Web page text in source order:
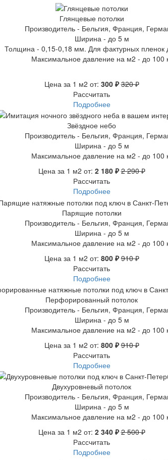
Глянцевые потолки
Производитель - Бельгия, Франция,
Ширина - до 5 м
Толщина - 0,15-0,18 мм. Для фактурных пленок
Максимальное давление на м2 - до 100
Цена за 1 м2 от: 300 ₽ 320 ₽
Рассчитать
Подробнее
Звёздное небо
Производитель - Бельгия, Франция,
Ширина - до 5 м
Максимальное давление на м2 - до 100
Цена за 1 м2 от: 2 180 ₽ 2 290 ₽
Рассчитать
Подробнее
Парящие потолки
Производитель - Бельгия, Франция,
Ширина - до 5 м
Максимальное давление на м2 - до 100
Цена за 1 м2 от: 800 ₽ 910 ₽
Рассчитать
Подробнее
Перфорированный потолок
Производитель - Бельгия, Франция,
Ширина - до 5 м
Максимальное давление на м2 - до 100
Цена за 1 м2 от: 800 ₽ 910 ₽
Рассчитать
Подробнее
Двухуровневый потолок
Производитель - Бельгия, Франция,
Ширина - до 5 м
Максимальное давление на м2 - до 100
Цена за 1 м2 от: 2 340 ₽ 2 500 ₽
Рассчитать
Подробнее